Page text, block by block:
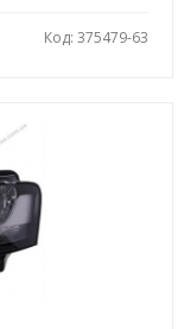
Код: 375479-63